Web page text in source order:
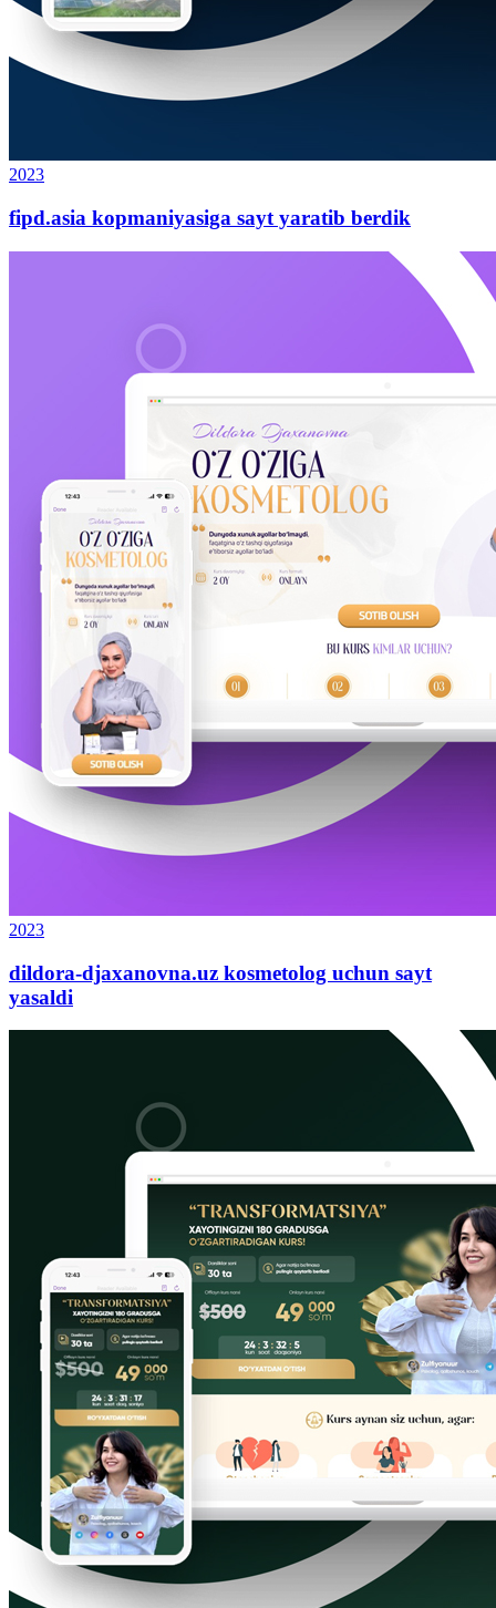
2023
fipd.asia kopmaniyasiga sayt yaratib berdik
2023
dildora-djaxanovna.uz kosmetolog uchun sayt
yasaldi